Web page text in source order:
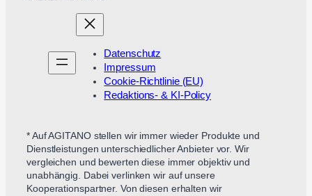
Datenschutz
Impressum
Cookie-Richtlinie (EU)
Redaktions- & KI-Policy
* Auf AGITANO stellen wir immer wieder Produkte und
Dienstleistungen unterschiedlicher Anbieter vor. Wir
vergleichen und bewerten diese immer objektiv und
unabhängig. Dabei verlinken wir auf unsere
Kooperationspartner. Von diesen erhalten wir